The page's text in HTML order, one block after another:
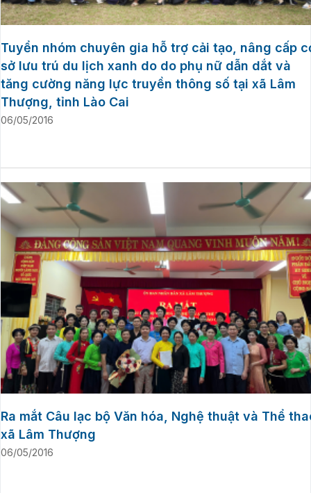
Tuyển nhóm chuyên gia hỗ trợ cải tạo, nâng cấp
sở lưu trú du lịch xanh do do phụ nữ dẫn dắt và
tăng cường năng lực truyền thông số tại xã Lâm
Thượng, tỉnh Lào Cai
06/05/2016
Ra mắt Câu lạc bộ Văn hóa, Nghệ thuật và Thể
xã Lâm Thượng
06/05/2016